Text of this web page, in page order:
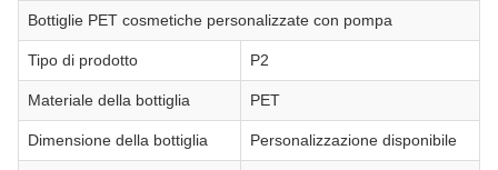
Bottiglie PET cosmetiche personalizzate con pompa
Tipo di prodotto P2
Materiale della bottiglia PET
Dimensione della bottiglia Personalizzazione disponibile